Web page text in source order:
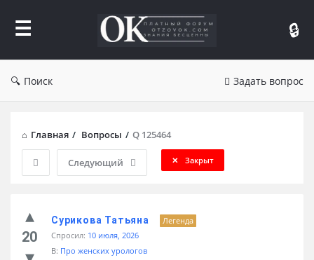
Отзывы
Поиск Задать вопрос
Главная / Вопросы / Q 125464
Следующий Закрыт
20
Сурикова Татьяна
Легенда
Спросил: 10 июля, 2026
В: Про женских урологов